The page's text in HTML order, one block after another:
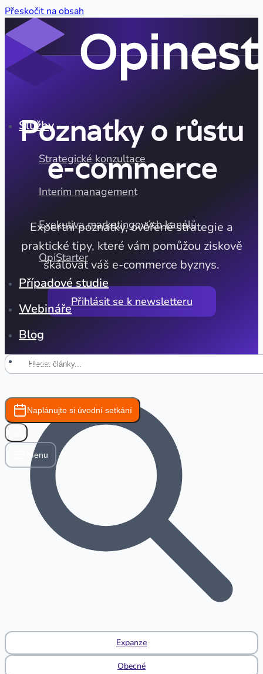
Přeskočit na obsah
Služby
Strategické konzultace
Interim management
Exekutiva marketingových kanálů
OpiStarter
Případové studie
Webináře
Blog
O nás
Naplánujte si úvodní setkání
Menu
Poznatky o růstu
e-commerce
Expertní poznatky, ověřené strategie a
praktické tipy, které vám pomůžou ziskově
škálovat váš e-commerce byznys.
Přihlásit se k newsletteru
Expanze
Obecné